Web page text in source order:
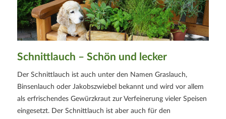
Schnittlauch – Schön und lecker
Der Schnittlauch ist auch unter den Namen Graslauch,
Binsenlauch oder Jakobszwiebel bekannt und wird vor allem
als erfrischendes Gewürzkraut zur Verfeinerung vieler Speisen
eingesetzt. Der Schnittlauch ist aber auch für den